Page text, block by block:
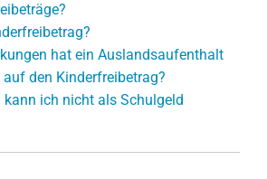
hat ein Auslandsaufenthalt
den Kinderfreibetrag?
kann ich nicht als Schulgeld